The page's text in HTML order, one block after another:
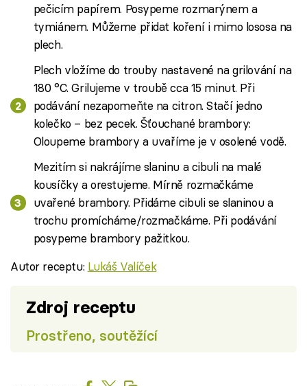
pečicím papírem. Posypeme rozmarýnem a
tymiánem. Můžeme přidat koření i mimo lososa na
plech.
Plech vložíme do trouby nastavené na grilování na
180 °C. Grilujeme v troubě cca 15 minut. Při
podávání nezapomeňte na citron. Stačí jedno
kolečko – bez pecek. Šťouchané brambory:
Oloupeme brambory a uvaříme je v osolené vodě.
Mezitím si nakrájíme slaninu a cibuli na malé
kousíčky a orestujeme. Mírně rozmačkáme
uvařené brambory. Přidáme cibuli se slaninou a
trochu promícháme/rozmačkáme. Při podávání
posypeme brambory pažitkou.
Autor receptu: Lukáš Valíček
Zdroj receptu
Prostřeno, soutěžící